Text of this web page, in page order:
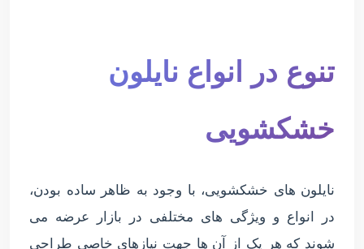
تنوع در انواع نایلون
خشکشویی
نایلون های خشکشویی، با وجود به ظاهر ساده بودن،
در انواع و ویژگی های مختلفی در بازار عرضه می
شوند که هر یک از آن ها جهت نیازهای خاصی طراحی